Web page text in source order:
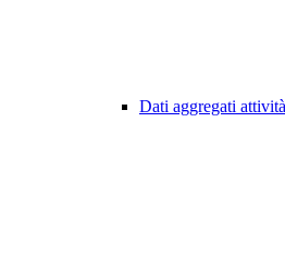
Dati aggregati